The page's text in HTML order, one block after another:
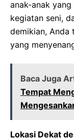
anak-anak
kegiatan seni,
demikian,
yang
Baca Juga
Tempat
Lokasi Dekat